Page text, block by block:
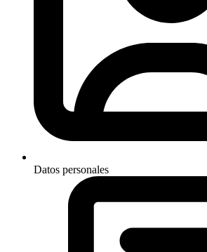
Datos personales